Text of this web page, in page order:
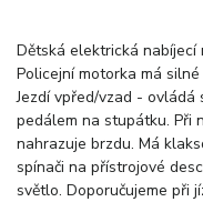
Dětská elektrická nabíjecí
Policejní motorka má
Jezdí vpřed/vzad - ovládá
pedálem na stupátku. Při
nahrazuje brzdu. Má
spínači na přístrojové
světlo. Doporučujeme při